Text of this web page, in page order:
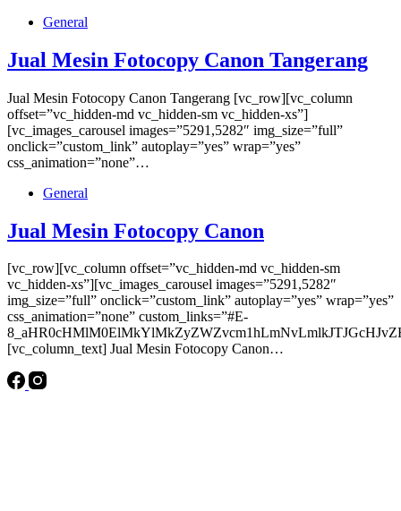
General
Jual Mesin Fotocopy Canon Tangerang
Jual Mesin Fotocopy Canon Tangerang [vc_row][vc_column
offset=”vc_hidden-md vc_hidden-sm vc_hidden-xs”]
[vc_images_carousel images=”5291,5282″ img_size=”full”
onclick=”custom_link” autoplay=”yes” wrap=”yes”
css_animation=”none”…
General
Jual Mesin Fotocopy Canon
[vc_row][vc_column offset=”vc_hidden-md vc_hidden-sm
vc_hidden-xs”][vc_images_carousel images=”5291,5282″
img_size=”full” onclick=”custom_link” autoplay=”yes” wrap=”yes”
css_animation=”none” custom_links=”#E-
[vc_column_text] Jual Mesin Fotocopy Canon…